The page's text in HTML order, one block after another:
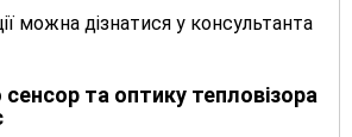
можна дізнатися у консультанта
та оптику тепловізора